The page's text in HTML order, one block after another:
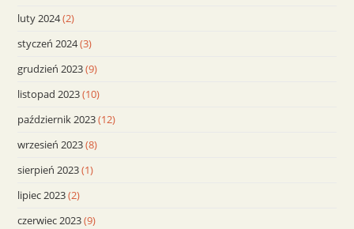
luty 2024(2)
styczeń 2024(3)
grudzień 2023(9)
listopad 2023(10)
październik 2023(12)
wrzesień 2023(8)
sierpień 2023(1)
lipiec 2023(2)
czerwiec 2023(9)